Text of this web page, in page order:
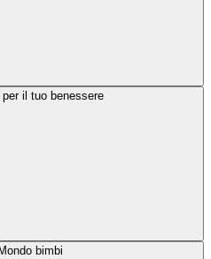
il tuo benessere
Mondo bimbi